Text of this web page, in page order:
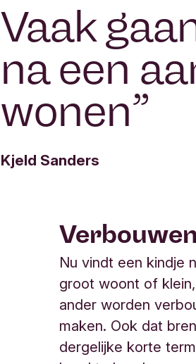
Vaak
na een
wonen”
Kjeld Sanders
Nu vindt een kindje
groot woont of
ander worden
maken. Ook dat
dergelijke korte